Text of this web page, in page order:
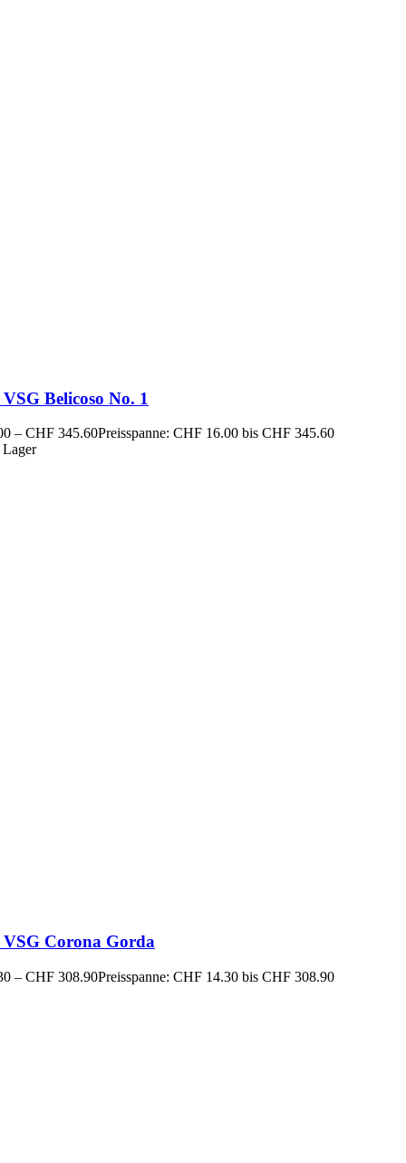
Belicoso No. 1
– CHF 345.60Preisspanne: CHF 16.00 bis CHF 345.60
Corona Gorda
– CHF 308.90Preisspanne: CHF 14.30 bis CHF 308.90